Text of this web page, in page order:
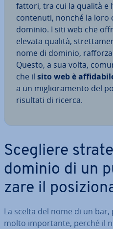
fattori, tra cui la qualità e
contenuti, nonché la loro
dominio. I siti web che
elevata qualità,
nome di dominio,
Questo, a sua volta,
che il sito web è
a un mi­glio­ra­men­to del
risultati di ricerca.
Scegliere
dominio di un
za­re il
La scelta del nome di un
molto im­por­tan­te, perché il